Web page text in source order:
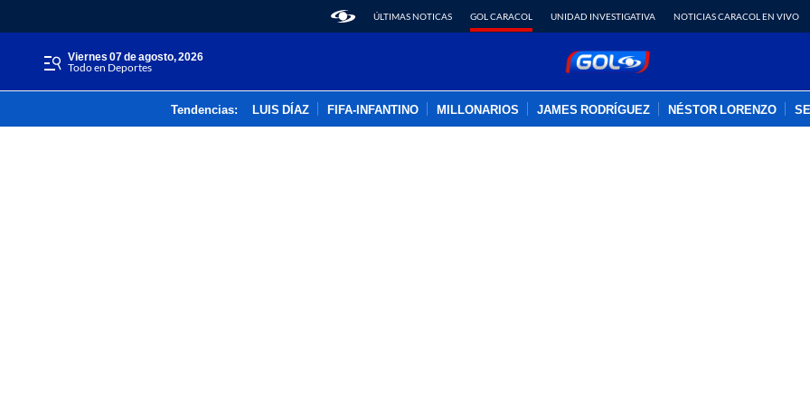
ÚLTIMAS NOTICAS GOL CARACOL UNIDAD INVESTIGATIVA NOTICIAS CARACOL EN VIVO
viernes 07 de agosto, 2026
Todo en Deportes
Tendencias: LUIS DÍAZ FIFA-INFANTINO MILLONARIOS JAMES RODRÍGUEZ NÉSTOR LORENZO